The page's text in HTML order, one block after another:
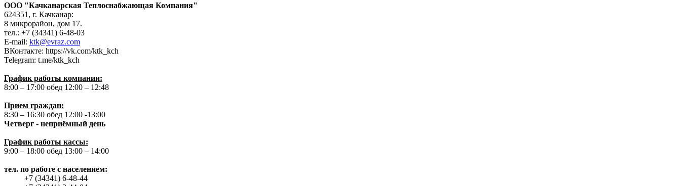
ООО "Качканарская Теплоснабжающая Компания"
624351, г. Качканар:
8 микрорайон, дом 17.
тел.: +7 (34341) 6-48-03
E-mail: ktk@evraz.com
ВКонтакте: https://vk.com/ktk_kch
Telegram: t.me/ktk_kch
График работы компании:
8:00 – 17:00 обед 12:00 – 12:48
Прием граждан:
8:30 – 16:30 обед 12:00 -13:00
Четверг - неприёмный день
График работы кассы:
9:00 – 18:00 обед 13:00 – 14:00
тел. по работе с населением:
+7 (34341) 6-48-44